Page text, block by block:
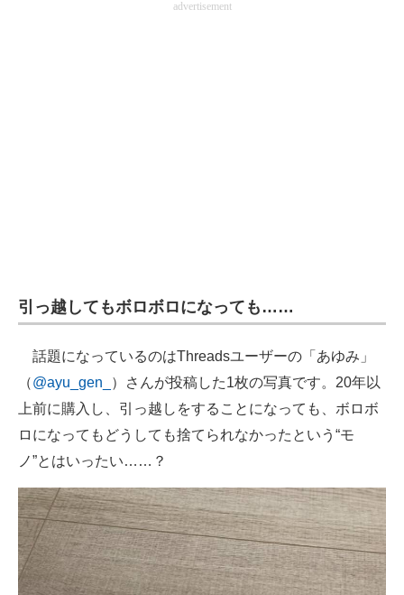
advertisement
引っ越してもボロボロになっても……
話題になっているのはThreadsユーザーの「あゆみ」
（@ayu_gen_
）さんが投稿した1枚の写真です。20年以
上前に購入し、引っ越しをすることになっても、ボロボ
ロになってもどうしても捨てられなかったという“モ
ノ”とはいったい……？